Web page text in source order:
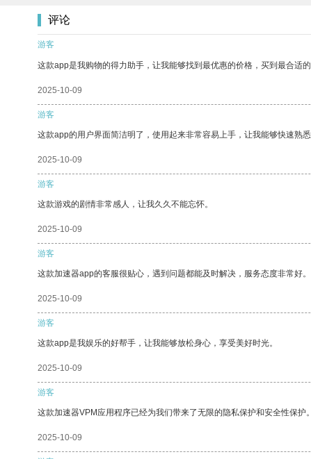
评论
游客
这款app是我购物的得力助手，让我能够找到最优惠的价格，买到最合适的
2025-10-09
游客
这款app的用户界面简洁明了，使用起来非常容易上手，让我能够快速熟
2025-10-09
游客
这款游戏的剧情非常感人，让我久久不能忘怀。
2025-10-09
游客
这款加速器app的客服很贴心，遇到问题都能及时解决，服务态度非常好。
2025-10-09
游客
这款app是我娱乐的好帮手，让我能够放松身心，享受美好时光。
2025-10-09
游客
这款加速器VPM应用程序已经为我们带来了无限的隐私保护和安全性保护。
2025-10-09